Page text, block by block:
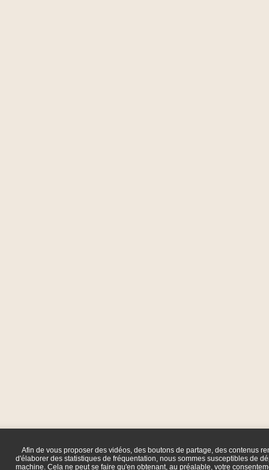
Afin de vous proposer des vidéos, des boutons de partage, des contenus
d'élaborer des statistiques de fréquentation, nous sommes susceptibles de
machine. Cela ne peut se faire qu'en obtenant, au préalable, votre